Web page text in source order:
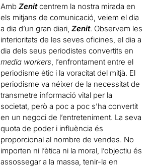
AmbZenitcentrem la nostra mirada en
els mitjans de comunicació, veiem el dia
a dia d’un gran diari,Zenit. Observem les
interioritats de les seves oficines, el dia a
dia dels seus periodistes convertits en
media workers, l’enfrontament entre el
periodisme ètic i la voracitat del mitjà. El
periodisme va néixer de la necessitat de
transmetre informació vital per la
societat, però a poc a poc s’ha convertit
en un negoci de l’entreteniment. La seva
quota de poder i influència és
proporcional al nombre de vendes. No
importen ni l’ètica ni la moral, l’objectiu és
assossegar a la massa, tenir-la en